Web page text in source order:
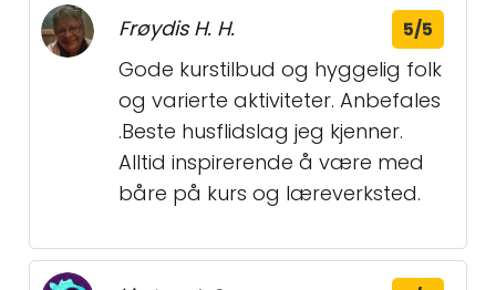
Frøydis H. H. 5/5
Gode kurstilbud og hyggelig folk
og varierte aktiviteter. Anbefales
.Beste husflidslag jeg kjenner.
Alltid inspirerende å være med
båre på kurs og læreverksted.